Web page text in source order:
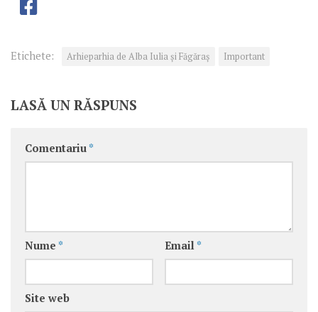
Etichete: Arhieparhia de Alba Iulia și Făgăraș Important
LASĂ UN RĂSPUNS
Comentariu *
Nume * Email *
Site web